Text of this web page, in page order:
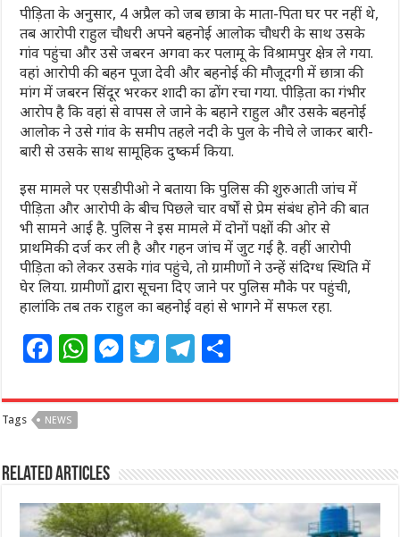
पीड़िता के अनुसार, 4 अप्रैल को जब छात्रा के माता-पिता घर पर नहीं थे,
तब आरोपी राहुल चौधरी अपने बहनोई आलोक चौधरी के साथ उसके
गांव पहुंचा और उसे जबरन अगवा कर पलामू के विश्रामपुर क्षेत्र ले गया.
वहां आरोपी की बहन पूजा देवी और बहनोई की मौजूदगी में छात्रा की
मांग में जबरन सिंदूर भरकर शादी का ढोंग रचा गया. पीड़िता का गंभीर
आरोप है कि वहां से वापस ले जाने के बहाने राहुल और उसके बहनोई
आलोक ने उसे गांव के समीप तहले नदी के पुल के नीचे ले जाकर बारी-
बारी से उसके साथ सामूहिक दुष्कर्म किया.
इस मामले पर एसडीपीओ ने बताया कि पुलिस की शुरुआती जांच में
पीड़िता और आरोपी के बीच पिछले चार वर्षों से प्रेम संबंध होने की बात
भी सामने आई है. पुलिस ने इस मामले में दोनों पक्षों की ओर से
प्राथमिकी दर्ज कर ली है और गहन जांच में जुट गई है. वहीं आरोपी
पीड़िता को लेकर उसके गांव पहुंचे, तो ग्रामीणों ने उन्हें संदिग्ध स्थिति में
घेर लिया. ग्रामीणों द्वारा सूचना दिए जाने पर पुलिस मौके पर पहुंची,
हालांकि तब तक राहुल का बहनोई वहां से भागने में सफल रहा.
F
c
e
b
o
o
W
at
A
p
p
M
ss
n
g
e
T
itt
r
T
e
ra
m
ar
Tags NEWS
Related Articles